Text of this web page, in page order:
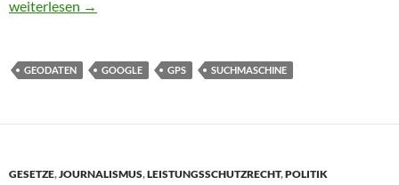
Was Google über uns speichert
weiterlesen →
GEODATEN GOOGLE GPS SUCHMASCHINE
GESETZE,JOURNALISMUS,LEISTUNGSSCHUTZRECHT,POLITIK